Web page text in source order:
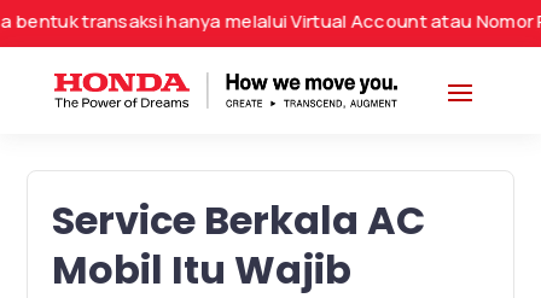
transaksi hanya melalui Virtual Account atau Nomor
Service Berkala AC
Mobil Itu Wajib